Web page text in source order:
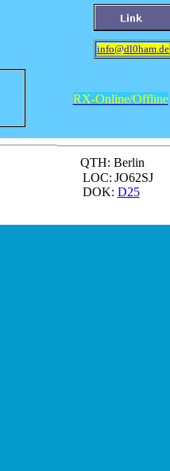
info@dl0ham.de
RX-Online/Offline
QTH: Berlin
LOC: JO62SJ
DOK: D25